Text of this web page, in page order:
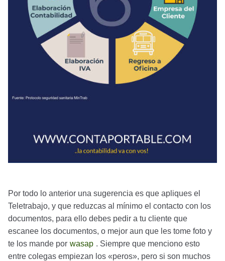
Por todo lo anterior una sugerencia es que apliques el
Teletrabajo, y que reduzcas al mínimo el contacto con los
documentos, para ello debes pedir a tu cliente que
escanee los documentos, o mejor aun que les tome foto y
te los mande por wasap . Siempre que menciono esto
entre colegas empiezan los «peros», pero si son muchos